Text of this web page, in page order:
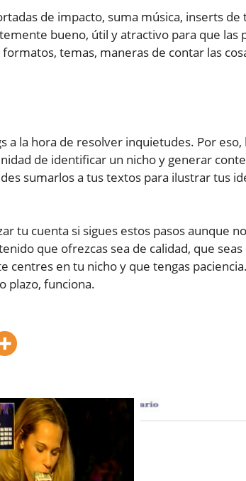
de impacto, suma música, inserts de
bueno, útil y atractivo para que las
temas, maneras de contar las
a la hora de resolver inquietudes. Por
de identificar un nicho y generar
sumarlos a tus textos para ilustrar tus
tu cuenta si sigues estos pasos aunque
que ofrezcas sea de calidad, que
en tu nicho y que tengas
plazo, funciona.